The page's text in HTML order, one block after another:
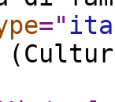
="